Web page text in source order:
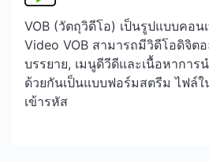
VOB (วัตถุวิดีโอ) เป็นรูปแบบคอน
Video VOB สามารถมีวิดีโอดิจิต
บรรยาย, เมนูดีวีดีและเนื้อหาการ
ด้วยกันเป็นแบบฟอร์มสตรีม ไฟล์ใ
เข้ารหัส